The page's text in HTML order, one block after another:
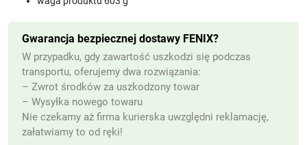
Gwarancja bezpiecznej dostawy FENIX?
W przypadku, gdy zawartość uszkodzi się podczas
transportu, oferujemy dwa rozwiązania:
– Zwrot środków za uszkodzony towar
– Wysyłka nowego towaru
Nie czekamy aż firma kurierska uwzględni reklamację,
załatwiamy to od ręki!